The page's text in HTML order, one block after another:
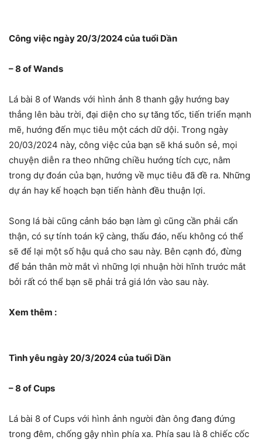
Công việc ngày 20/3/2024 của tuổi Dần
– 8 of Wands
Lá bài 8 of Wands với hình ảnh 8 thanh gậy hướng bay
thẳng lên bàu trời, đại diện cho sự tăng tốc, tiến triển mạnh
mẽ, hướng đến mục tiêu một cách dữ dội. Trong ngày
20/03/2024 này, công việc của bạn sẽ khá suôn sẻ, mọi
chuyện diễn ra theo những chiều hướng tích cực, nằm
trong dự đoán của bạn, hướng về mục tiêu đã đề ra. Những
dự án hay kế hoạch bạn tiến hành đều thuận lợi.
Song lá bài cũng cảnh báo bạn làm gì cũng cần phải cẩn
thận, có sự tính toán kỹ càng, thấu đáo, nếu không có thể
sẽ để lại một số hậu quả cho sau này. Bên cạnh đó, đừng
để bản thân mờ mắt vì những lợi nhuận hời hĩnh trước mắt
bởi rất có thể bạn sẽ phải trả giá lớn vào sau này.
Xem thêm :
Tình yêu ngày 20/3/2024 của tuổi Dần
– 8 of Cups
Lá bài 8 of Cups với hình ảnh người đàn ông đang đứng
trong đêm, chống gậy nhìn phía xa. Phía sau là 8 chiếc cốc